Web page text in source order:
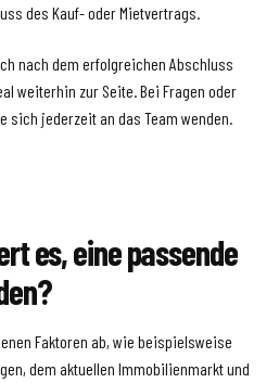
des Kauf- oder Mietvertrags.
nach dem erfolgreichen Abschluss
weiterhin zur Seite. Bei Fragen oder
sich jederzeit an das Team wenden.
es, eine passende
Faktoren ab, wie beispielsweise
dem aktuellen Immobilienmarkt und